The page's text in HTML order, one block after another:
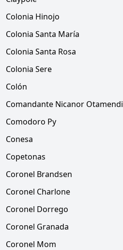
Colonia Hinojo
Colonia Santa María
Colonia Santa Rosa
Colonia Sere
Colón
Comandante Nicanor Otamendi
Comodoro Py
Conesa
Copetonas
Coronel Brandsen
Coronel Charlone
Coronel Dorrego
Coronel Granada
Coronel Mom